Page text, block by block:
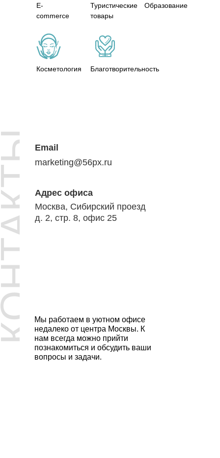
E-
commerce
Туристические
товары
Образование
Косметология Благотворительность
Email
Адрес офиса
marketing@56px.ru
Москва, Сибирский проезд
д. 2, стр. 8, офис 25
Мы работаем в уютном офисе
недалеко от центра Москвы. К
нам всегда можно прийти
познакомиться и обсудить ваши
вопросы и задачи.